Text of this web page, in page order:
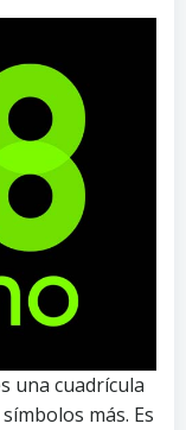
una cuadrícula
más. Es